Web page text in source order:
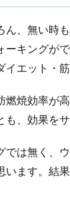
ん、無い時
ーキングが
イエット・
燃焼効率が
、効果を
では無く、
います。結